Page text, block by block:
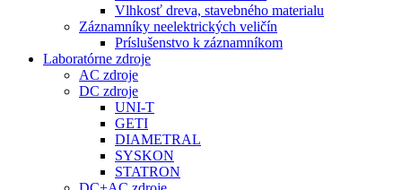
Vlhkosť dreva, stavebného materialu
Záznamníky neelektrických veličín
Príslušenstvo k záznamníkom
Laboratórne zdroje
AC zdroje
DC zdroje
UNI-T
GETI
DIAMETRAL
SYSKON
STATRON